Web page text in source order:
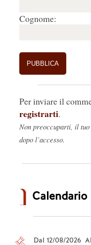
Cognome:
Per inviare il
registrarti.
Non preoccuparti, il
dopo l’accesso.
Dal 12/08/2026